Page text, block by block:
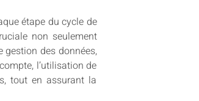
étape du cycle de
non seulement
des données,
l’utilisation de
tout en assurant la